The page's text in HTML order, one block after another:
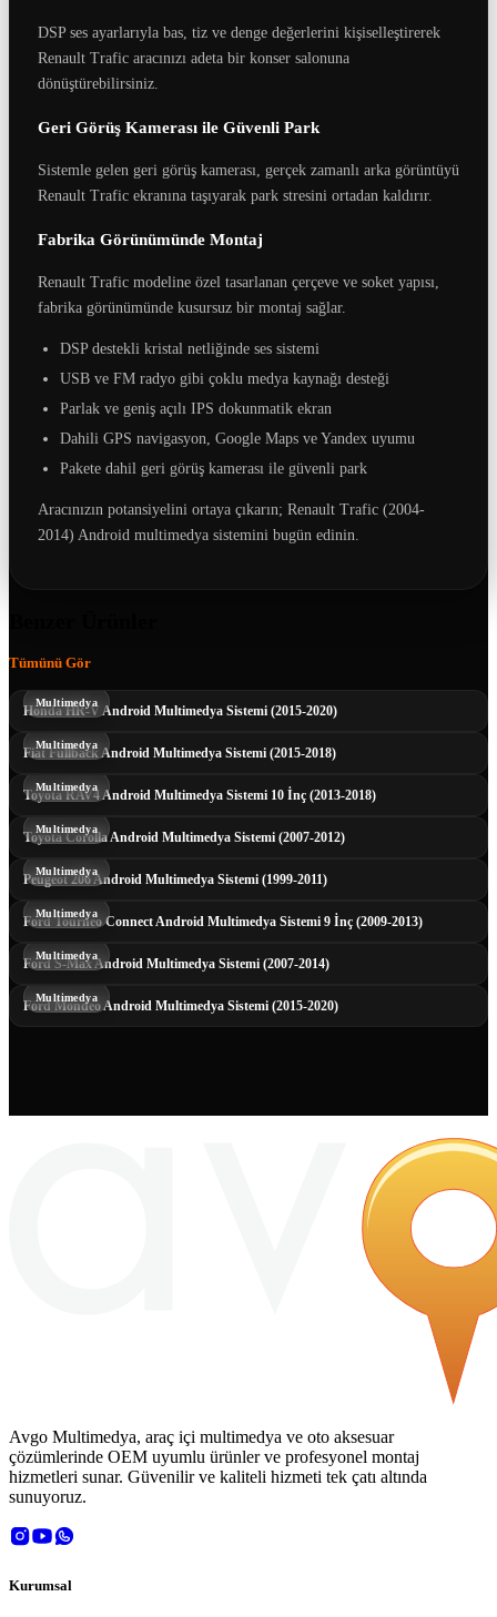
DSP ses ayarlarıyla bas, tiz ve denge değerlerini kişiselleştirerek
Renault Trafic aracınızı adeta bir konser salonuna
dönüştürebilirsiniz.
Geri Görüş Kamerası ile Güvenli Park
Sistemle gelen geri görüş kamerası, gerçek zamanlı arka görüntüyü
Renault Trafic ekranına taşıyarak park stresini ortadan kaldırır.
Fabrika Görünümünde Montaj
Renault Trafic modeline özel tasarlanan çerçeve ve soket yapısı,
fabrika görünümünde kusursuz bir montaj sağlar.
DSP destekli kristal netliğinde ses sistemi
USB ve FM radyo gibi çoklu medya kaynağı desteği
Parlak ve geniş açılı IPS dokunmatik ekran
Dahili GPS navigasyon, Google Maps ve Yandex uyumu
Pakete dahil geri görüş kamerası ile güvenli park
Aracınızın potansiyelini ortaya çıkarın; Renault Trafic (2004-
2014) Android multimedya sistemini bugün edinin.
Tümünü Gör
Honda HR-V Android Multimedya Sistemi (2015-2020)
Multimedya
Fiat Fullback Android Multimedya Sistemi (2015-2018)
Multimedya
Toyota RAV4 Android Multimedya Sistemi 10 İnç (2013-2018)
Multimedya
Toyota Corolla Android Multimedya Sistemi (2007-2012)
Multimedya
Peugeot 206 Android Multimedya Sistemi (1999-2011)
Multimedya
Ford Tourneo Connect Android Multimedya Sistemi 9 İnç (2009-2013)
Multimedya
Ford S-Max Android Multimedya Sistemi (2007-2014)
Multimedya
Ford Mondeo Android Multimedya Sistemi (2015-2020)
Multimedya
Avgo Multimedya, araç içi multimedya ve oto aksesuar
çözümlerinde OEM uyumlu ürünler ve profesyonel montaj
hizmetleri sunar. Güvenilir ve kaliteli hizmeti tek çatı altında
sunuyoruz.
Kurumsal